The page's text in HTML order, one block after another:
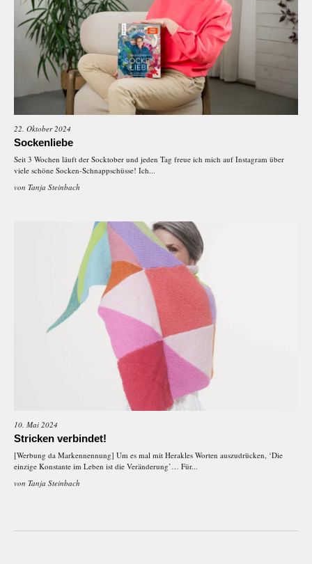
22. Oktober 2024
Sockenliebe
Seit 3 Wochen läuft der Socktober und jeden Tag freue ich mich auf Instagram über
viele schöne Socken-Schnappschüsse! Ich...
von Tanja Steinbach
10. Mai 2024
Stricken verbindet!
[Werbung da Markennennung] Um es mal mit Herakles Worten auszudrücken, ‘Die
einzige Konstante im Leben ist die Veränderung’… Für...
von Tanja Steinbach